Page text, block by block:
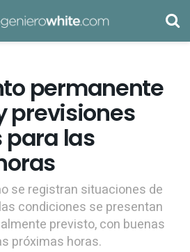
permanente
previsiones
para las
se registran situaciones de
condiciones se presentan
previsto, con buenas
próximas horas.